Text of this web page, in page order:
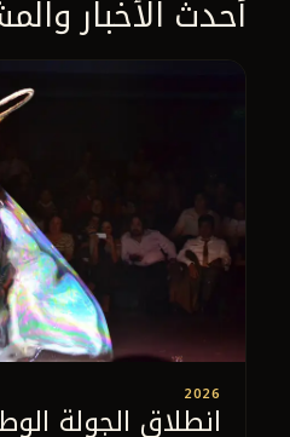
أحدث الأخبار
2026
انطلاق الجولة